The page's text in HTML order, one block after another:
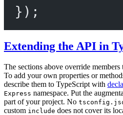
});
Extending the API in
The sections above override
To add your own properties or
describe them to TypeScript with
Express namespace. Put the
part of your project. No
custom include does not cover its